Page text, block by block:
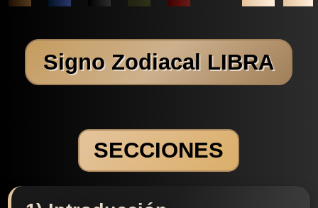
Signo Zodiacal LIBRA
SECCIONES